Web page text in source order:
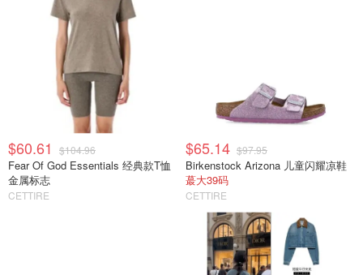
$60.61 $104.96
Fear Of God Essentials 经典款T恤
金属标志
CETTIRE
$65.14 $97.95
Birkenstock Arizona 儿童闪耀凉鞋
蕞大39码
CETTIRE